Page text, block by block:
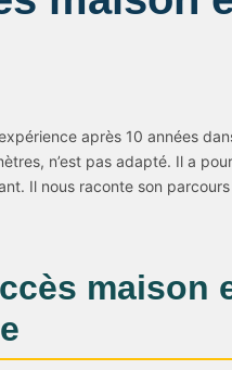
après 10 années
n’est pas adapté. Il a
Il nous raconte son
maison